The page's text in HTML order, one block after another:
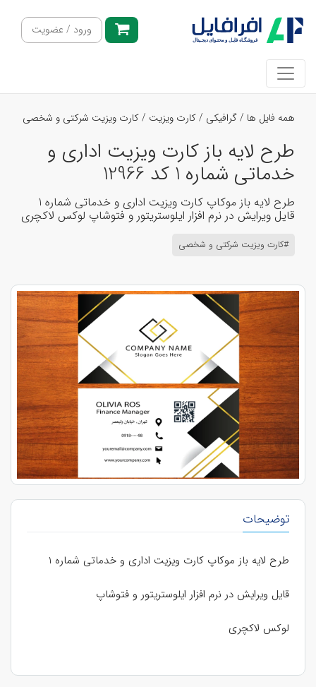
ورود / عضویت
همه فایل ها /گرافیکی /کارت ویزیت /کارت ویزیت شرکتی و شخصی
طرح لایه باز کارت ویزیت اداری و
خدماتی شماره 1 کد 12966
طرح لایه باز موکاپ کارت ویزیت اداری و خدماتی شماره 1
قایل ویرایش در نرم افزار ایلوستریتور و فتوشاپ لوکس لاکچری
#کارت ویزیت شرکتی و شخصی
توضیحات
طرح لایه باز موکاپ کارت ویزیت اداری و خدماتی شماره 1
قایل ویرایش در نرم افزار ایلوستریتور و فتوشاپ
لوکس لاکچری